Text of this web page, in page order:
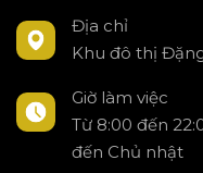
Địa chỉ
Khu đô thị
Giờ làm việc
Từ 8:00 đến
đến Chủ nhật